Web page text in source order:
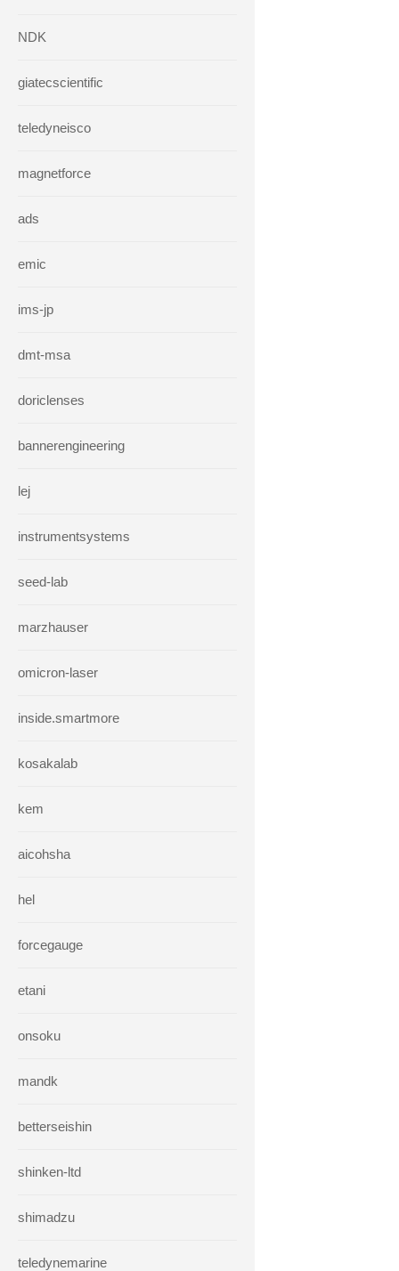
NDK
giatecscientific
teledyneisco
magnetforce
ads
emic
ims-jp
dmt-msa
doriclenses
bannerengineering
lej
instrumentsystems
seed-lab
marzhauser
omicron-laser
inside.smartmore
kosakalab
kem
aicohsha
hel
forcegauge
etani
onsoku
mandk
betterseishin
shinken-ltd
shimadzu
teledynemarine